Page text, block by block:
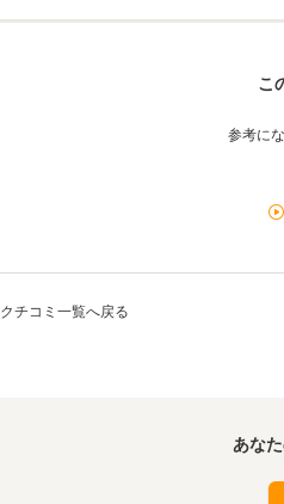
こ
参考に
クチコミ一覧へ戻る
あな